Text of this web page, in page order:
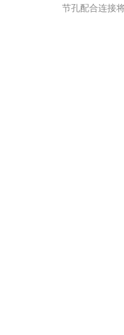
节孔配合连接